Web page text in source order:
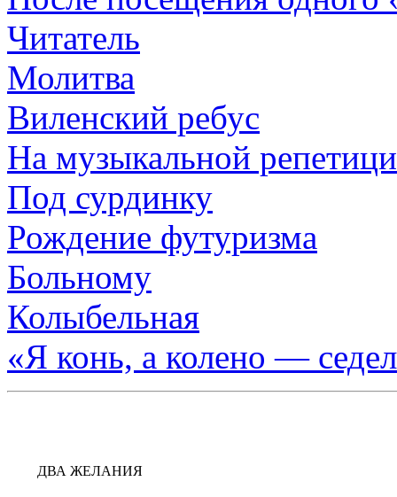
Читатель
Молитва
Виленский ребус
На музыкальной
Под сурдинку
Рождение футуризма
Больному
Колыбельная
«Я конь, а колено —
ДВА ЖЕЛАНИЯ